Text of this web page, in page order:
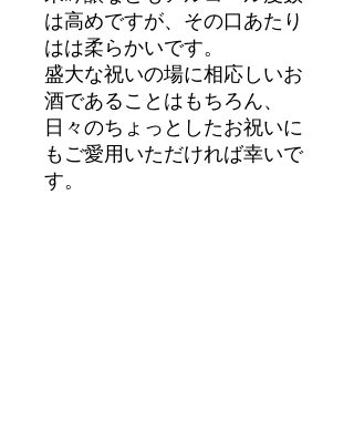
は高めですが、その口あたり
はは柔らかいです。
盛大な祝いの場に相応しいお
酒であることはもちろん、
日々のちょっとしたお祝いに
もご愛用いただければ幸いで
す。